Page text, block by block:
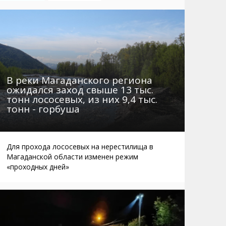
Автобусы Магадан – Аэропорт
Таблица приливов отливов
Не мусорить
Браконьеры
В реки Магаданского региона
ожидался заход свыше 13 тыс.
тонн лососевых, из них 9,4 тыс.
тонн - горбуша
Для прохода лососевых на нерестилища в
Магаданской области изменен режим
«проходных дней»